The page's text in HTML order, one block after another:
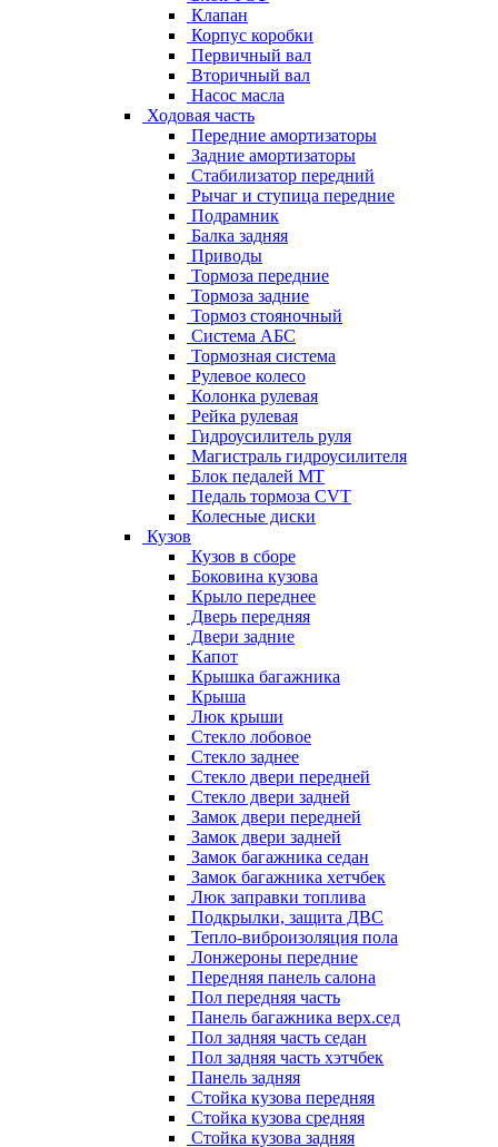
Клапан
Корпус коробки
Первичный вал
Вторичный вал
Насос масла
Ходовая часть
Передние амортизаторы
Задние амортизаторы
Стабилизатор передний
Рычаг и ступица передние
Подрамник
Балка задняя
Приводы
Тормоза передние
Тормоза задние
Тормоз стояночный
Система АБС
Тормозная система
Рулевое колесо
Колонка рулевая
Рейка рулевая
Гидроусилитель руля
Магистраль гидроусилителя
Блок педалей МТ
Педаль тормоза CVT
Колесные диски
Кузов
Кузов в сборе
Боковина кузова
Крыло переднее
Дверь передняя
Двери задние
Капот
Крышка багажника
Крыша
Люк крыши
Стекло лобовое
Стекло заднее
Стекло двери передней
Стекло двери задней
Замок двери передней
Замок двери задней
Замок багажника седан
Замок багажника хетчбек
Люк заправки топлива
Подкрылки, защита ДВС
Тепло-виброизоляция пола
Лонжероны передние
Передняя панель салона
Пол передняя часть
Панель багажника верх.сед
Пол задняя часть седан
Пол задняя часть хэтчбек
Панель задняя
Стойка кузова передняя
Стойка кузова средняя
Стойка кузова задняя